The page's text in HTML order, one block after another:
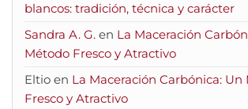
blancos: tradición, técnica y carácter
Sandra A. G. en La Maceración
Método Fresco y Atractivo
Eltio en La Maceración Carbónica: Un
Fresco y Atractivo